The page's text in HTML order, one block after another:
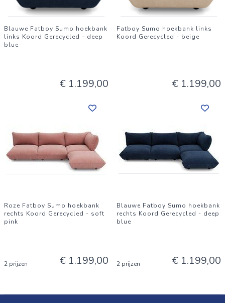
Blauwe Fatboy Sumo hoekbank
links Koord Gerecycled - deep
blue
€ 1.199,00
Fatboy Sumo hoekbank links
Koord Gerecycled - beige
€ 1.199,00
Roze Fatboy Sumo hoekbank
rechts Koord Gerecycled - soft
pink
2 prijzen € 1.199,00
Blauwe Fatboy Sumo hoekbank
rechts Koord Gerecycled - deep
blue
2 prijzen € 1.199,00